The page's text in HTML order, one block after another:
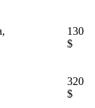
130
$
320
$